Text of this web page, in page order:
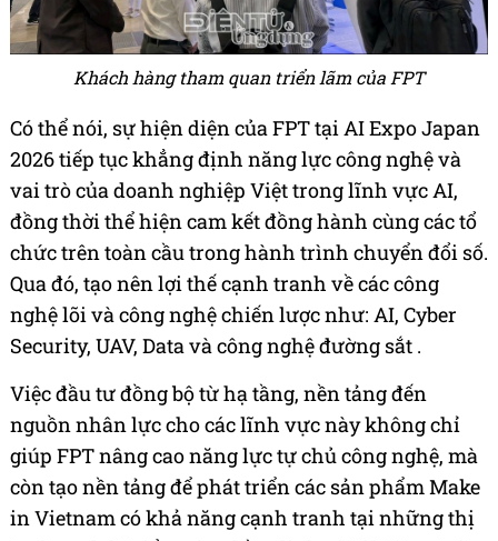
Khách hàng tham quan triển lãm của FPT
Có thể nói, sự hiện diện của FPT tại AI Expo Japan
2026 tiếp tục khẳng định năng lực công nghệ và
vai trò của doanh nghiệp Việt trong lĩnh vực AI,
đồng thời thể hiện cam kết đồng hành cùng các tổ
chức trên toàn cầu trong hành trình chuyển đổi số.
Qua đó, tạo nên lợi thế cạnh tranh về các công
nghệ lõi và công nghệ chiến lược như: AI, Cyber
Security, UAV, Data và công nghệ đường sắt .
Việc đầu tư đồng bộ từ hạ tầng, nền tảng đến
nguồn nhân lực cho các lĩnh vực này không chỉ
giúp FPT nâng cao năng lực tự chủ công nghệ, mà
còn tạo nền tảng để phát triển các sản phẩm Make
in Vietnam có khả năng cạnh tranh tại những thị